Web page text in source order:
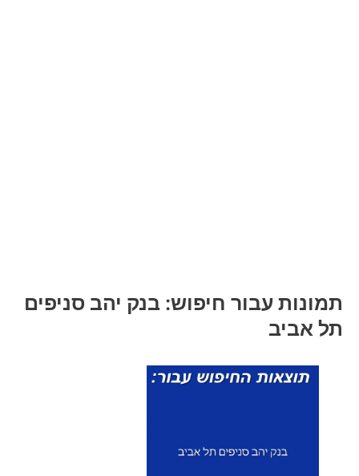
תמונות עבור חיפוש: בנק יהב סניפים
תל אביב